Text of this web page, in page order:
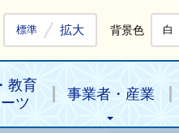
標準 拡大 背景色 白
教育
ツ
事業者・産業